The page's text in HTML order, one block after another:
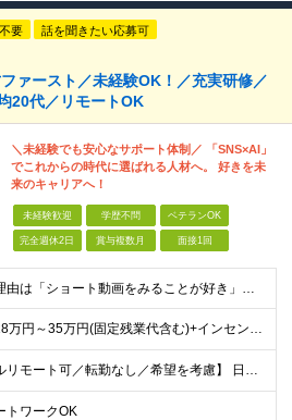
要 話を聞きたい応募可
ファースト／未経験OK！／充実研修／
20代／リモートOK
＼未経験でも安心なサポート体制／ 「SNS×AI」
でこれからの時代に選ばれる人材へ。 好きを未
来のキャリアへ！
未経験歓迎 学歴不問 ベテランOK
完全週休2日 賞与複数月 面接1回
応募理由は「ショート動画をみることが好き」でOK！ #学歴不問 #未経験OK ★1つでも当てはまれば、マッチング率高め★ □ SNSや動画制作に興味がある方 □ アイデアを考えることが好きな方 □
月給28万円～35万円(固定残業代含む)+インセンティブ＋各種手当 ※経験・能力等を考慮の上、決定します。 ※残業はほとんどありませんが、発生した場合は時間外手当を100％支給します。 【固定残業
【フルリモート可／転勤なし／希望を考慮】 日本47都道府県、どこでも就業可能！ （東京・神奈川・埼玉・千葉・北海道・宮城・愛知・大阪・福岡・新潟など 各拠点近郊のプロジェクト先） 【Point】
トワークOK